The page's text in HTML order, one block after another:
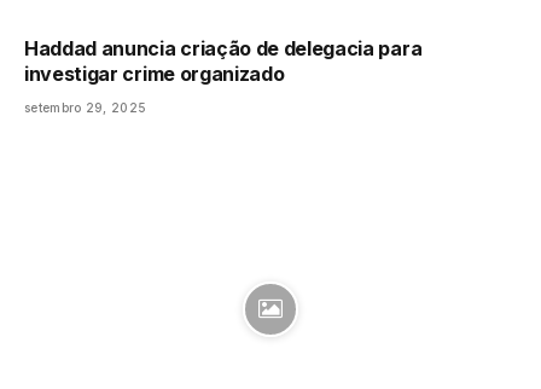
Haddad anuncia criação de delegacia para
investigar crime organizado
setembro 29, 2025